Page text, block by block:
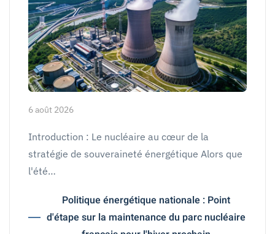
6 août 2026
Introduction : Le nucléaire au cœur de la
stratégie de souveraineté énergétique Alors que
l'été…
Politique énergétique nationale : Point
d'étape sur la maintenance du parc nucléaire